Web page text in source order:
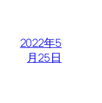
2022年5
月25日